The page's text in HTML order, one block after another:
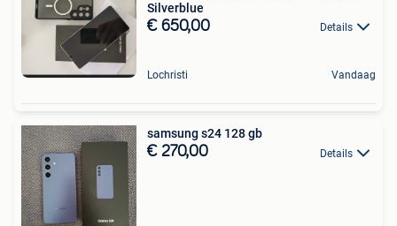
Silverblue
€ 650,00 Details
Lochristi Vandaag
samsung s24 128 gb
€ 270,00 Details